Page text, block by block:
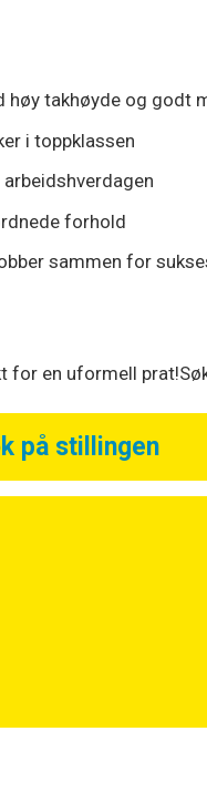
høy takhøyde og godt
i toppklassen
forhold
sammen for
for en uformell
på stillingen